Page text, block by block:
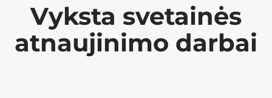
Vyksta svetainės
atnaujinimo darbai